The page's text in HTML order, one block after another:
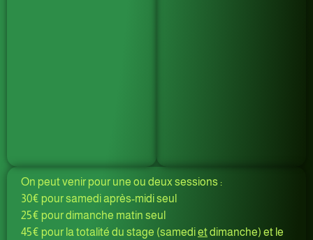
On peut venir pour une ou deux sessions :
30€ pour samedi après-midi seul
25€ pour dimanche matin seul
45€ pour la totalité du stage (samedietdimanche) et le